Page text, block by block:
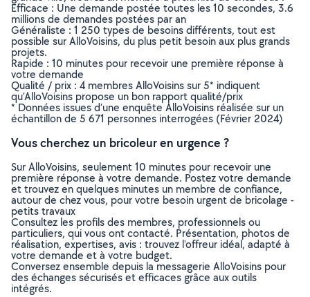
Efficace : Une demande postée toutes les 10 secondes, 3.6
millions de demandes postées par an
Généraliste : 1 250 types de besoins différents, tout est
possible sur AlloVoisins, du plus petit besoin aux plus grands
projets.
Rapide : 10 minutes pour recevoir une première réponse à
votre demande
Qualité / prix : 4 membres AlloVoisins sur 5* indiquent
qu’AlloVoisins propose un bon rapport qualité/prix
* Données issues d’une enquête AlloVoisins réalisée sur un
échantillon de 5 671 personnes interrogées (Février 2024)
Vous cherchez un bricoleur en urgence ?
Sur AlloVoisins, seulement 10 minutes pour recevoir une
première réponse à votre demande. Postez votre demande
et trouvez en quelques minutes un membre de confiance,
autour de chez vous, pour votre besoin urgent de bricolage -
petits travaux
Consultez les profils des membres, professionnels ou
particuliers, qui vous ont contacté. Présentation, photos de
réalisation, expertises, avis : trouvez l'offreur idéal, adapté à
votre demande et à votre budget.
Conversez ensemble depuis la messagerie AlloVoisins pour
des échanges sécurisés et efficaces grâce aux outils
intégrés.